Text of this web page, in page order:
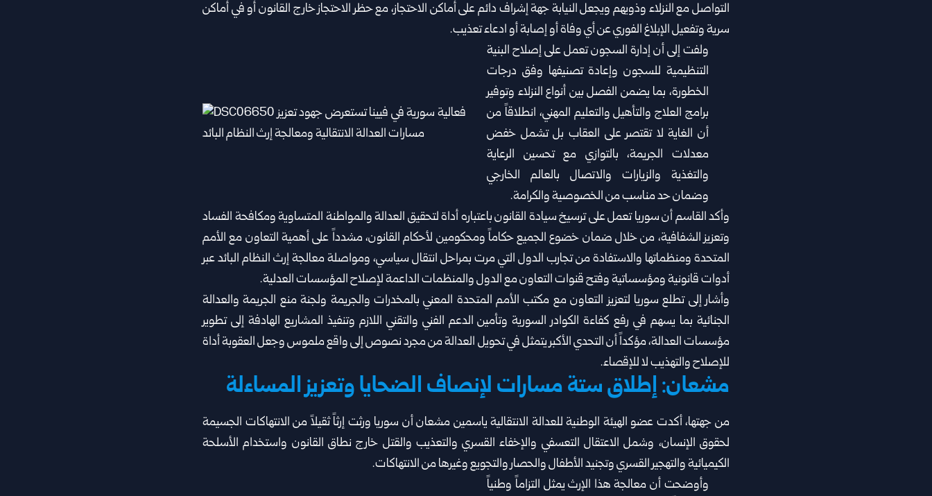
التواصل مع النزلاء وذويهم ويجعل النيابة جهة إشراف دائم على ‏أماكن الاحتجاز، مع حظر الاحتجاز خارج القانون أو في أماكن
سرية ‏وتفعيل الإبلاغ الفوري عن أي وفاة أو إصابة أو ادعاء تعذيب.
ولفت إلى أن إدارة السجون تعمل على إصلاح البنية
التنظيمية للسجون ‏وإعادة تصنيفها وفق درجات
الخطورة، بما يضمن الفصل بين أنواع النزلاء ‏وتوفير
برامج العلاج والتأهيل والتعليم المهني، انطلاقاً من
أن الغاية لا ‏تقتصر على العقاب بل تشمل خفض
معدلات الجريمة، بالتوازي مع تحسين ‏الرعاية
والتغذية والزيارات والاتصال بالعالم الخارجي
وضمان حد مناسب ‏من الخصوصية والكرامة.
وأكد القاسم أن سوريا تعمل على ترسيخ سيادة القانون باعتباره أداة لتحقيق ‏العدالة والمواطنة المتساوية ومكافحة الفساد
وتعزيز الشفافية، من خلال ‏ضمان خضوع الجميع حكاماً ومحكومين لأحكام القانون، مشدداً على أهمية ‏التعاون مع الأمم
المتحدة ومنظماتها والاستفادة من تجارب الدول التي مرت ‏بمراحل انتقال سياسي، ومواصلة معالجة إرث النظام البائد عبر
أدوات ‏قانونية ومؤسساتية وفتح قنوات التعاون مع الدول والمنظمات الداعمة ‏لإصلاح المؤسسات العدلية.
وأشار إلى تطلع سوريا لتعزيز التعاون مع مكتب الأمم المتحدة المعني ‏بالمخدرات والجريمة ولجنة منع الجريمة والعدالة
الجنائية بما يسهم في رفع ‏كفاءة الكوادر السورية وتأمين الدعم الفني والتقني اللازم وتنفيذ المشاريع ‏الهادفة إلى تطوير
مؤسسات العدالة، مؤكداً أن التحدي الأكبر يتمثل في ‏تحويل العدالة من مجرد نصوص إلى واقع ملموس وجعل العقوبة أداة
‏للإصلاح والتهذيب لا للإقصاء.
مشعان: إطلاق ستة مسارات لإنصاف الضحايا وتعزيز المساءلة
من جهتها، أكدت عضو الهيئة الوطنية للعدالة الانتقالية ياسمين مشعان أن ‏سوريا ورثت إرثاً ثقيلاً من الانتهاكات الجسيمة
لحقوق الإنسان، وشمل ‏الاعتقال التعسفي والإخفاء القسري والتعذيب والقتل خارج نطاق القانون ‏واستخدام الأسلحة
الكيميائية والتهجير القسري وتجنيد الأطفال والحصار ‏والتجويع وغيرها من الانتهاكات.
وأوضحت أن معالجة هذا الإرث يمثل التزاماً وطنياً